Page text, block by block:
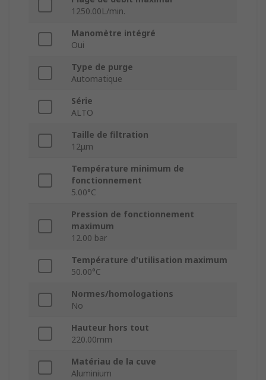
1250.00L/min.
Manomètre intégré
Oui
Type de purge
Automatique
Série
ALTO
Taille de filtration
12μm
Température minimum de
fonctionnement
5.00°C
Pression de fonctionnement
maximum
12.00 bar
Température d'utilisation maximum
50.00°C
Normes/homologations
No
Hauteur hors tout
220.00mm
Matériau de la cuve
Aluminium